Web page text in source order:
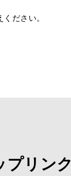
ださい。
プリンク